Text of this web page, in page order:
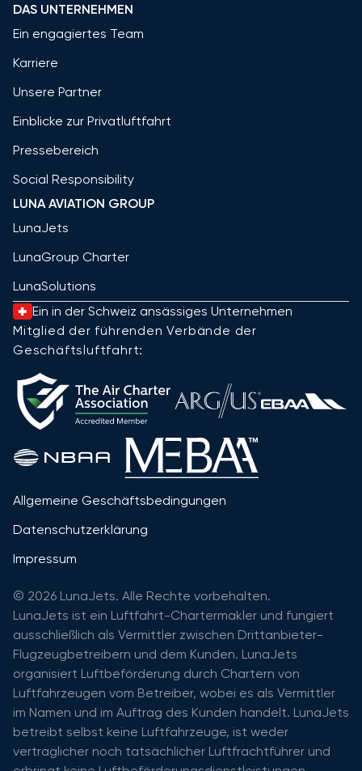
DAS UNTERNEHMEN
Ein engagiertes Team
Karriere
Unsere Partner
Einblicke zur Privatluftfahrt
Pressebereich
Social Responsibility
LUNA AVIATION GROUP
LunaJets
LunaGroup Charter
LunaSolutions
Ein in der Schweiz ansässiges Unternehmen
Mitglied der führenden Verbände der
Geschäftsluftfahrt:
Allgemeine Geschäftsbedingungen
Datenschutzerklärung
Impressum
© 2026 LunaJets. Alle Rechte vorbehalten.
LunaJets ist ein Luftfahrt-Chartermakler und fungiert
ausschließlich als Vermittler zwischen Drittanbieter-
Flugzeugbetreibern und dem Kunden. LunaJets
organisiert Luftbeförderung durch Chartern von
Luftfahrzeugen vom Betreiber, wobei es als Vermittler
im Namen und im Auftrag des Kunden handelt. LunaJets
betreibt selbst keine Luftfahrzeuge, ist weder
vertraglicher noch tatsächlicher Luftfrachtführer und